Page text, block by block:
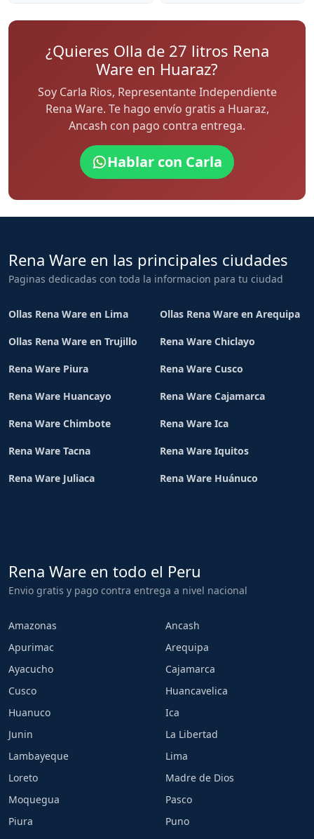
¿Quieres Olla de 27 litros Rena
Ware en Huaraz?
Soy Carla Rios, Representante Independiente
Rena Ware. Te hago envío gratis a Huaraz,
Ancash con pago contra entrega.
Hablar con Carla
Rena Ware en las principales ciudades
Paginas dedicadas con toda la informacion para tu ciudad
Ollas Rena Ware en Lima Ollas Rena Ware en Arequipa
Ollas Rena Ware en Trujillo Rena Ware Chiclayo
Rena Ware Piura Rena Ware Cusco
Rena Ware Huancayo Rena Ware Cajamarca
Rena Ware Chimbote Rena Ware Ica
Rena Ware Tacna Rena Ware Iquitos
Rena Ware Juliaca Rena Ware Huánuco
Rena Ware en todo el Peru
Envio gratis y pago contra entrega a nivel nacional
Amazonas
Ancash
Apurimac
Arequipa
Ayacucho
Cajamarca
Cusco
Huancavelica
Huanuco
Ica
Junin
La Libertad
Lambayeque
Lima
Loreto
Madre de Dios
Moquegua
Pasco
Piura
Puno